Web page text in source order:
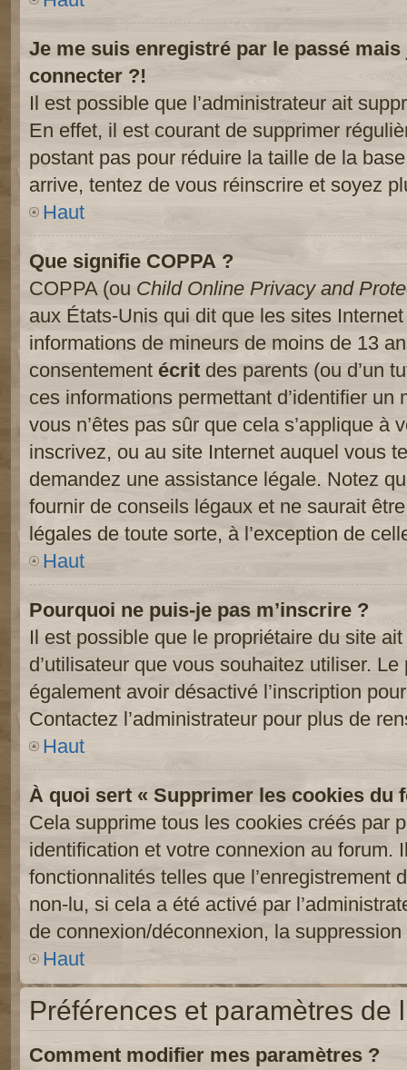
Je me suis enregistré par le passé
connecter ?!
Il est possible que l’administrateur ait
En effet, il est courant de supprimer
postant pas pour réduire la taille de la
arrive, tentez de vous réinscrire et soyez
Haut
Que signifie COPPA ?
COPPA (ou Child Online Privacy and
aux États-Unis qui dit que les sites
informations de mineurs de moins de 13
consentement écrit des parents (ou d’un
ces informations permettant d’identifier
vous n’êtes pas sûr que cela s’applique à
inscrivez, ou au site Internet auquel vous
demandez une assistance légale. Notez
fournir de conseils légaux et ne saurait
légales de toute sorte, à l’exception de
Haut
Pourquoi ne puis-je pas m’inscrire ?
Il est possible que le propriétaire du site
d’utilisateur que vous souhaitez utiliser.
également avoir désactivé l’inscription
Contactez l’administrateur pour plus de
Haut
À quoi sert « Supprimer les cookies du
Cela supprime tous les cookies créés par
identification et votre connexion au forum.
fonctionnalités telles que l’enregistrement
non-lu, si cela a été activé par
de connexion/déconnexion, la
Haut
Préférences et paramètres de
Comment modifier mes paramètres ?